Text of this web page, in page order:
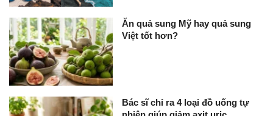
Ăn quả sung Mỹ hay quả sung
Việt tốt hơn?
Bác sĩ chỉ ra 4 loại đồ uống tự